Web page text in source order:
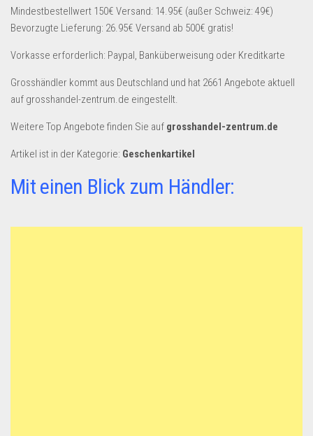
Restposten-Angebote
Restposten für Privatpersonen
eBay Restposten kaufen
Sonderposten-Angebote
Saison & Eventprodkte
Dropshipping-Produkte
B2B Produkte
Amazon
Mindestbestellwert 150€ Versand: 14.95€ (außer Schweiz: 49€)
Bevorzugte Lieferung: 26.95€ Versand ab 500€ gratis!
Vorkasse erforderlich: Paypal, Banküberweisung oder Kreditkarte
Grosshändler kommt aus Deutschland und hat 2661 Angebote aktuell
auf grosshandel-zentrum.de eingestellt.
Weitere Top Angebote finden Sie auf grosshandel-zentrum.de
Artikel ist in der Kategorie: Geschenkartikel
Mit einen Blick zum Händler: